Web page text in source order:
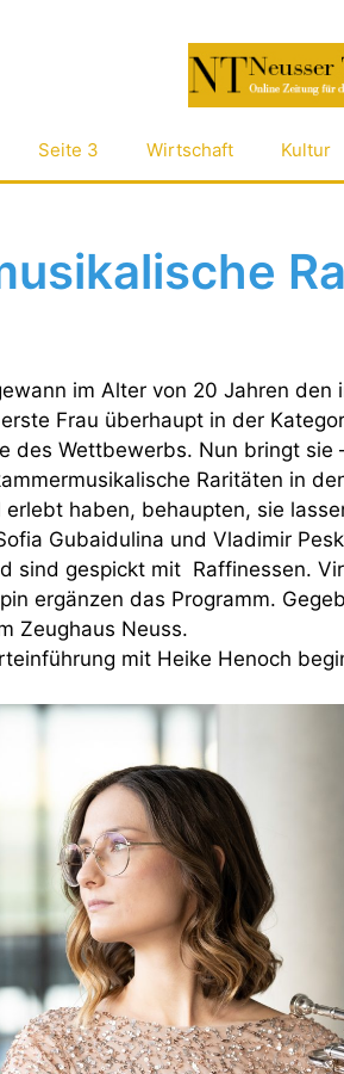
Seite 3 Wirtschaft Kultur
im Alter von 20 Jahren
erste Frau überhaupt in der
des Wettbewerbs. Nun bringt
Raritäten in
erlebt haben, behaupten, sie
Gubaidulina und Vladimir
sind gespickt mit Raffinessen.
ergänzen das Programm.
Zeughaus Neuss.
mit Heike Henoch